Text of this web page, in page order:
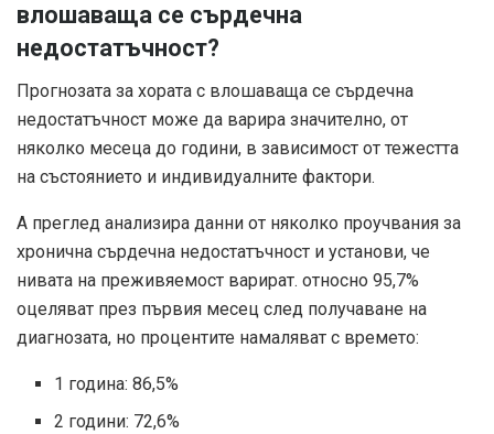
влошаваща се сърдечна
недостатъчност?
Прогнозата за хората с влошаваща се сърдечна
недостатъчност може да варира значително, от
няколко месеца до години, в зависимост от тежестта
на състоянието и индивидуалните фактори.
А преглед анализира данни от няколко проучвания за
хронична сърдечна недостатъчност и установи, че
нивата на преживяемост варират. относно 95,7%
оцеляват през първия месец след получаване на
диагнозата, но процентите намаляват с времето:
1 година: 86,5%
2 години: 72,6%